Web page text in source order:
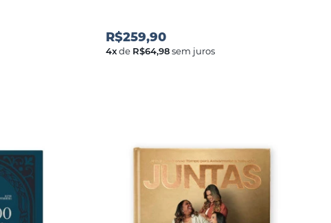
R$259,90
4xde R$64,98sem juros